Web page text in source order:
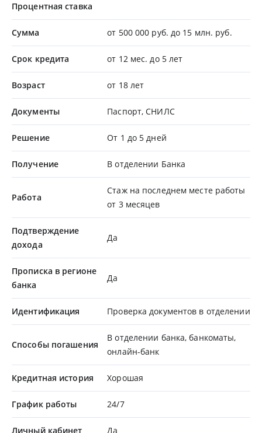
Процентная ставка
Сумма от 500 000 руб. до 15 млн. руб.
Срок кредита от 12 мес. до 5 лет
Возраст от 18 лет
Документы Паспорт, СНИЛС
Решение От 1 до 5 дней
Получение В отделении Банка
Работа
Стаж на последнем месте работы
от 3 месяцев
Подтверждение
дохода
Да
Прописка в регионе
банка
Да
Идентификация Проверка документов в отделении
Способы погашения
В отделении банка, банкоматы,
онлайн-банк
Кредитная история Хорошая
График работы 24/7
Личный кабинет Да